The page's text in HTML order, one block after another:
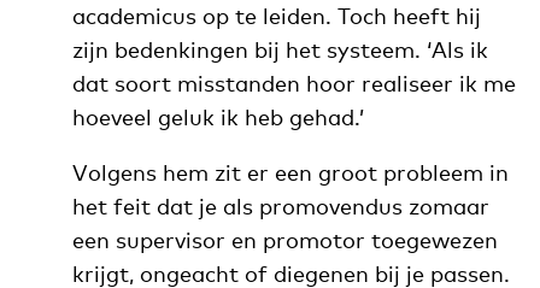
academicus op te leiden. Toch heeft hij
zijn bedenkingen bij het systeem. ‘Als ik
dat soort misstanden hoor realiseer ik me
hoeveel geluk ik heb gehad.’
Volgens hem zit er een groot probleem in
het feit dat je als promovendus zomaar
een supervisor en promotor toegewezen
krijgt, ongeacht of diegenen bij je passen.